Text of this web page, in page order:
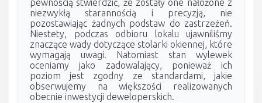
pewnością stwierdzić, że zostały one nałożone z
niezwykłą starannością i precyzją, nie
pozostawiając żadnych podstaw do zastrzeżeń.
Niestety, podczas odbioru lokalu ujawniliśmy
znaczące wady dotyczące stolarki okiennej, które
wymagają uwagi. Natomiast stan wylewek
oceniamy jako zadowalający, ponieważ ich
poziom jest zgodny ze standardami, jakie
obserwujemy na większości realizowanych
obecnie inwestycji deweloperskich.